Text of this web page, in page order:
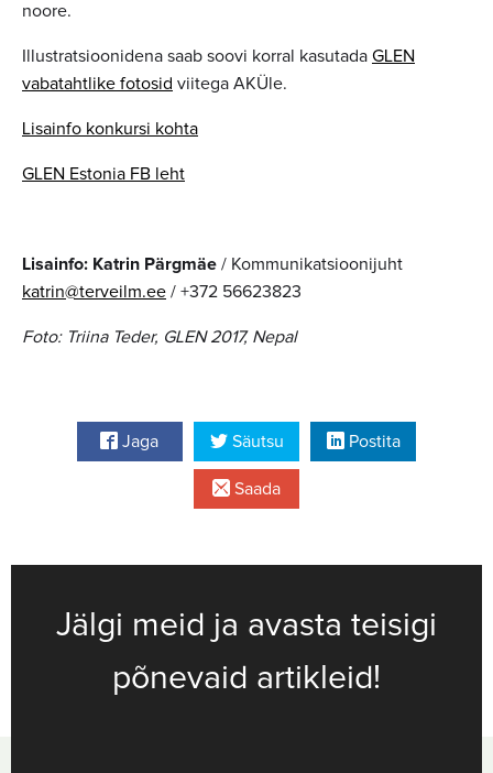
noore.
Illustratsioonidena saab soovi korral kasutada GLEN
vabatahtlike fotosid viitega AKÜle.
Lisainfo konkursi kohta
GLEN Estonia FB leht
Lisainfo: Katrin Pärgmäe / Kommunikatsioonijuht
katrin@terveilm.ee / +372 56623823
Foto: Triina Teder, GLEN 2017, Nepal
Jaga Säutsu Postita
Saada
Jälgi meid ja avasta teisigi
põnevaid artikleid!